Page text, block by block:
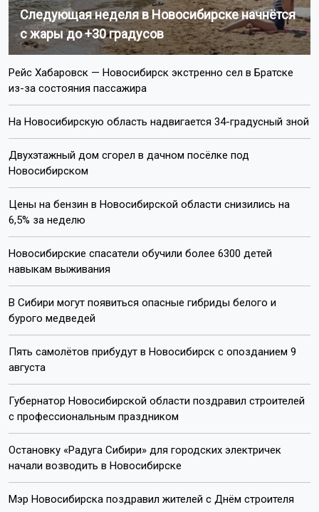
Следующая неделя в Новосибирске начнётся
с жары до +30 градусов
Рейс Хабаровск — Новосибирск экстренно сел в Братске
из-за состояния пассажира
На Новосибирскую область надвигается 34-градусный зной
Двухэтажный дом сгорел в дачном посёлке под
Новосибирском
Цены на бензин в Новосибирской области снизились на
6,5% за неделю
Новосибирские спасатели обучили более 6300 детей
навыкам выживания
В Сибири могут появиться опасные гибриды белого и
бурого медведей
Пять самолётов прибудут в Новосибирск с опозданием 9
августа
Губернатор Новосибирской области поздравил строителей
с профессиональным праздником
Остановку «Радуга Сибири» для городских электричек
начали возводить в Новосибирске
Мэр Новосибирска поздравил жителей с Днём строителя